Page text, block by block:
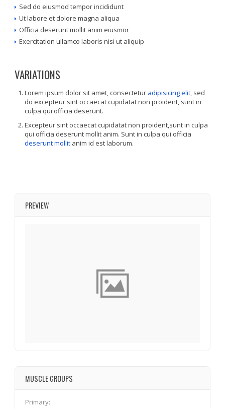
Sed do eiusmod tempor incididunt
Ut labore et dolore magna aliqua
Officia deserunt mollit anim eiusmor
Exercitation ullamco laboris nisi ut aliquip
VARIATIONS
Lorem ipsum dolor sit amet, consectetur adipisicing elit, sed
do excepteur sint occaecat cupidatat non proident, sunt in
culpa qui officia deserunt.
Excepteur sint occaecat cupidatat non proident,sunt in culpa
qui officia deserunt mollit anim. Sunt in culpa qui officia
deserunt mollit anim id est laborum.
PREVIEW
MUSCLE GROUPS
Primary: